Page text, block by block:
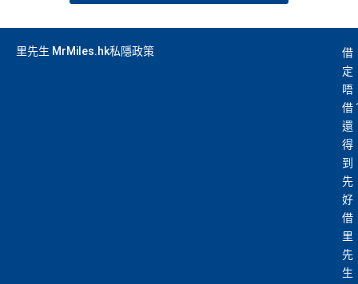
里先生 MrMiles.hk私隱政策
借
定
唔
借
還
得
到
先
好
借
里
先
生